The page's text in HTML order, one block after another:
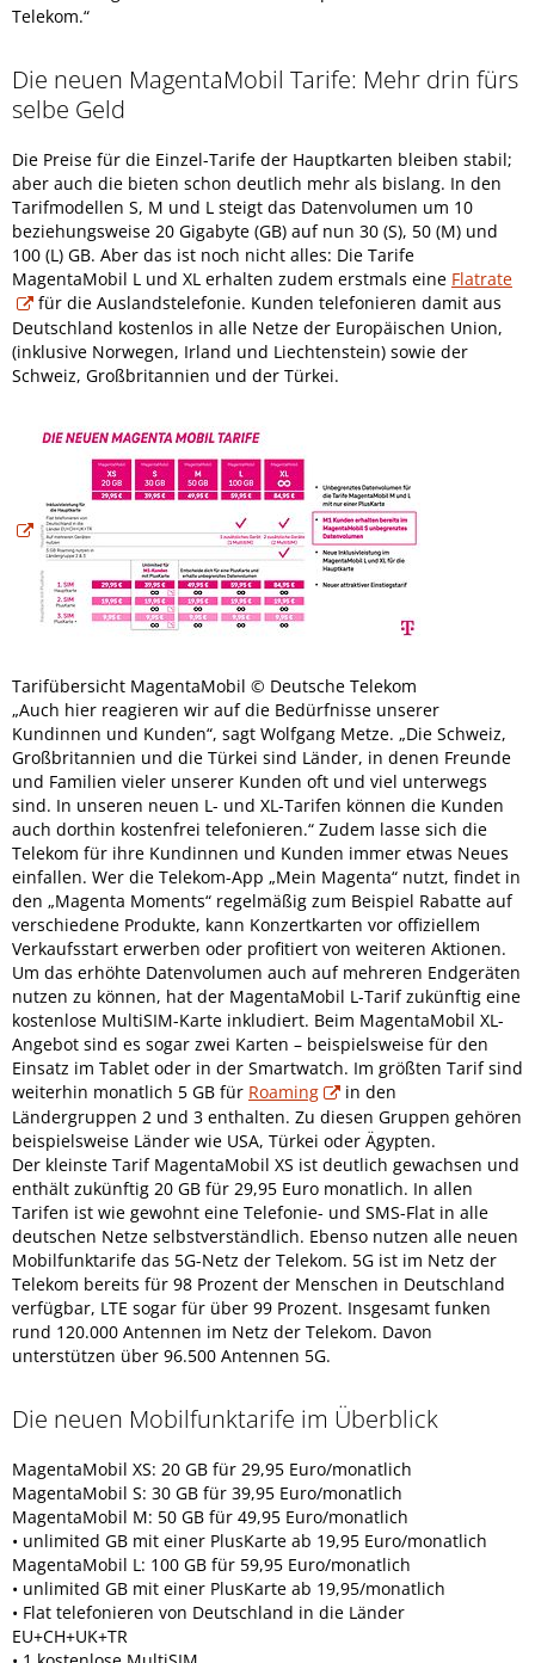
Telekom.“
Die neuen MagentaMobil Tarife: Mehr drin fürs
selbe Geld
Die Preise für die Einzel-Tarife der Hauptkarten bleiben stabil;
aber auch die bieten schon deutlich mehr als bislang. In den
Tarifmodellen S, M und L steigt das Datenvolumen um 10
beziehungsweise 20 Gigabyte (GB) auf nun 30 (S), 50 (M) und
100 (L) GB. Aber das ist noch nicht alles: Die Tarife
MagentaMobil L und XL erhalten zudem erstmals eine Flatrate
für die Auslandstelefonie. Kunden telefonieren damit aus
Deutschland kostenlos in alle Netze der Europäischen Union,
(inklusive Norwegen, Irland und Liechtenstein) sowie der
Schweiz, Großbritannien und der Türkei.
Tarifübersicht MagentaMobil © Deutsche Telekom
„Auch hier reagieren wir auf die Bedürfnisse unserer
Kundinnen und Kunden“, sagt Wolfgang Metze. „Die Schweiz,
Großbritannien und die Türkei sind Länder, in denen Freunde
und Familien vieler unserer Kunden oft und viel unterwegs
sind. In unseren neuen L- und XL-Tarifen können die Kunden
auch dorthin kostenfrei telefonieren.“ Zudem lasse sich die
Telekom für ihre Kundinnen und Kunden immer etwas Neues
einfallen. Wer die Telekom-App „Mein Magenta“ nutzt, findet in
den „Magenta Moments“ regelmäßig zum Beispiel Rabatte auf
verschiedene Produkte, kann Konzertkarten vor offiziellem
Verkaufsstart erwerben oder profitiert von weiteren Aktionen.
Um das erhöhte Datenvolumen auch auf mehreren Endgeräten
nutzen zu können, hat der MagentaMobil L-Tarif zukünftig eine
kostenlose MultiSIM-Karte inkludiert. Beim MagentaMobil XL-
Angebot sind es sogar zwei Karten – beispielsweise für den
Einsatz im Tablet oder in der Smartwatch. Im größten Tarif sind
weiterhin monatlich 5 GB für Roaming
in den
Ländergruppen 2 und 3 enthalten. Zu diesen Gruppen gehören
beispielsweise Länder wie USA, Türkei oder Ägypten.
Der kleinste Tarif MagentaMobil XS ist deutlich gewachsen und
enthält zukünftig 20 GB für 29,95 Euro monatlich. In allen
Tarifen ist wie gewohnt eine Telefonie- und SMS-Flat in alle
deutschen Netze selbstverständlich. Ebenso nutzen alle neuen
Mobilfunktarife das 5G-Netz der Telekom. 5G ist im Netz der
Telekom bereits für 98 Prozent der Menschen in Deutschland
verfügbar, LTE sogar für über 99 Prozent. Insgesamt funken
rund 120.000 Antennen im Netz der Telekom. Davon
unterstützen über 96.500 Antennen 5G.
Die neuen Mobilfunktarife im Überblick
MagentaMobil XS: 20 GB für 29,95 Euro/monatlich
MagentaMobil S: 30 GB für 39,95 Euro/monatlich
MagentaMobil M: 50 GB für 49,95 Euro/monatlich
• unlimited GB mit einer PlusKarte ab 19,95 Euro/monatlich
MagentaMobil L: 100 GB für 59,95 Euro/monatlich
• unlimited GB mit einer PlusKarte ab 19,95/monatlich
• Flat telefonieren von Deutschland in die Länder
EU+CH+UK+TR